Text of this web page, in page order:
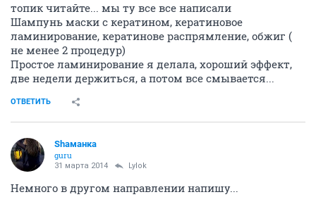
топик читайте... мы ту все все написали
Шампунь маски с кератином, кератиновое
ламинирование, кератинове распрямление, обжиг (
не менее 2 процедур)
Простое ламинирование я делала, хороший эффект,
две недели держиться, а потом все смывается...
ОТВЕТИТЬ
Shаманка
guru
31 марта 2014 Lylok
Немного в другом направлении напишу...